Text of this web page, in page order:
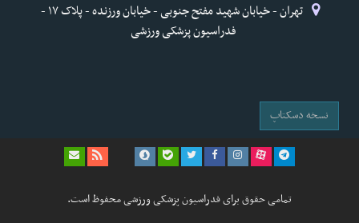
تهران - خیابان شهید مفتح جنوبی - خیابان ورزنده - پلاک ۱۷ -
فدراسیون پزشکی ورزشی
نسخه دسکتاپ
تمامی حقوق برای فدراسیون پزشکی ورزشی محفوظ است.